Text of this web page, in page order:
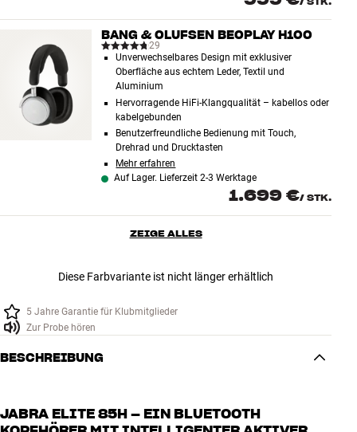
BANG & OLUFSEN BEOPLAY H100
29
Unverwechselbares Design mit exklusiver
Oberfläche aus echtem Leder, Textil und
Aluminium
Hervorragende HiFi-Klangqualität – kabellos oder
kabelgebunden
Benutzerfreundliche Bedienung mit Touch,
Drehrad und Drucktasten
Mehr erfahren
Auf Lager. Lieferzeit 2-3 Werktage
1.699 €/ STK.
ZEIGE ALLES
Diese Farbvariante ist nicht länger erhältlich
5 Jahre Garantie für Klubmitglieder
Zur Probe hören
BESCHREIBUNG
JABRA ELITE 85H – EIN BLUETOOTH